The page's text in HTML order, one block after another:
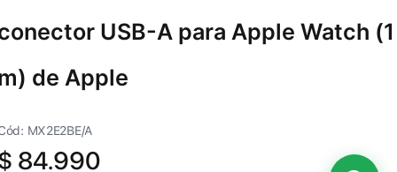
USB-A para Apple Watch (1
de Apple
MX2E2BE/A
84.990